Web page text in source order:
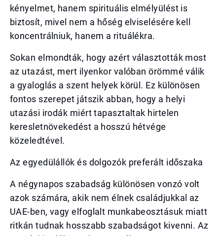
kényelmet, hanem spirituális elmélyülést is
biztosít, mivel nem a hőség elviselésére kell
koncentrálniuk, hanem a rituálékra.
Sokan elmondták, hogy azért választották most
az utazást, mert ilyenkor valóban örömmé válik
a gyaloglás a szent helyek körül. Ez különösen
fontos szerepet játszik abban, hogy a helyi
utazási irodák miért tapasztaltak hirtelen
keresletnövekedést a hosszú hétvége
közeledtével.
Az egyedülállók és dolgozók preferált időszaka
A négynapos szabadság különösen vonzó volt
azok számára, akik nem élnek családjukkal az
UAE-ben, vagy elfoglalt munkabeosztásuk miatt
ritkán tudnak hosszabb szabadságot kivenni. Az